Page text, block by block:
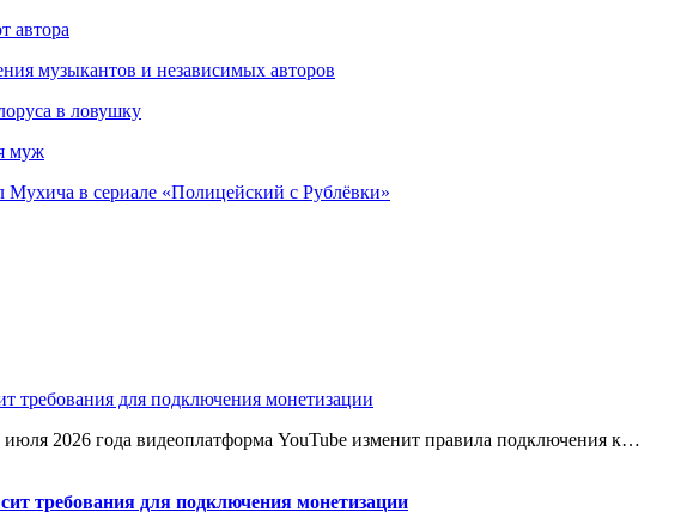
автора
музыкантов и независимых авторов
в ловушку
муж
в сериале «Полицейский с Рублёвки»
требования для подключения монетизации
2026 года видеоплатформа YouTube изменит правила подключения к…
требования для подключения монетизации